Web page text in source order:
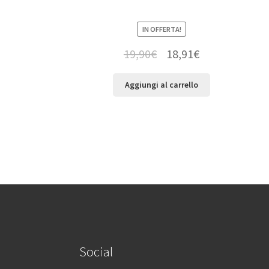
IN OFFERTA!
19,90€ 18,91€
Aggiungi al carrello
Social